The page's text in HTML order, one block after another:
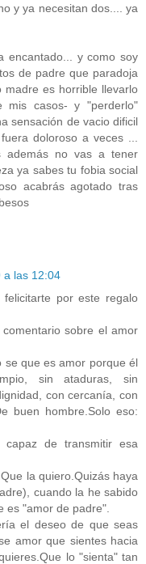
y ya necesitan dos.... ya
encantado... y como soy
de padre que paradoja
madre es horrible llevarlo
casos- y "perderlo"
sensación de vacio dificil
doloroso a veces ...
además no vas a tener
ya sabes tu fobia social
acabrás agotado tras
a las 12:04
por este regalo
sobre el amor
se que es amor porque él
sin ataduras, sin
con cercanía, con
buen hombre.Solo eso:
de transmitir esa
la quiero.Quizás haya
cuando la he sabido
es "amor de padre".
el deseo de que seas
amor que sientes hacia
lo "sienta" tan